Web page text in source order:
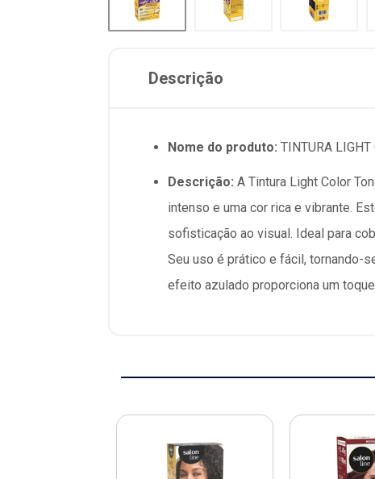
Descrição
Nome do produto: TINTURA
Descrição: A Tintura Light Color
intenso e uma cor rica e vibrante.
sofisticação ao visual. Ideal para
Seu uso é prático e fácil, tornando-
efeito azulado proporciona um